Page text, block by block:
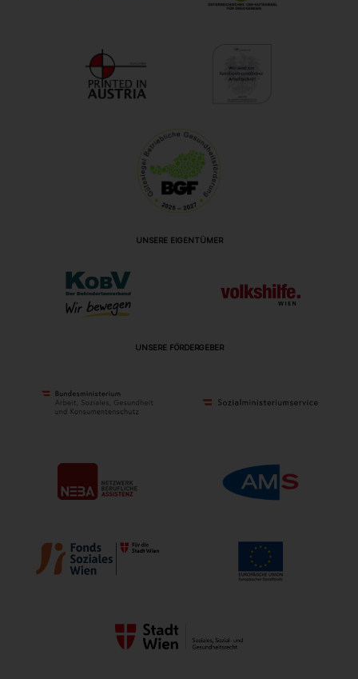
UNSERE EIGENTÜMER
UNSERE FÖRDERGEBER